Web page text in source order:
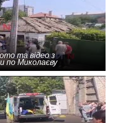
та відео з
по Миколаєву